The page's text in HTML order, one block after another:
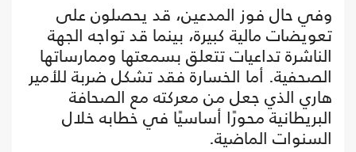
وفي حال فوز المدعين، قد يحصلون على
تعويضات مالية كبيرة، بينما قد تواجه الجهة
الناشرة تداعيات تتعلق بسمعتها وممارساتها
الصحفية. أما الخسارة فقد تشكل ضربة للأمير
هاري الذي جعل من معركته مع الصحافة
البريطانية محورًا أساسيًا في خطابه خلال
السنوات الماضية.